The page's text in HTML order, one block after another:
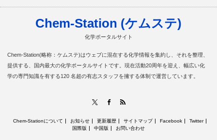
Chem-Station (ケムステ)
化学ポータルサイト
Chem-Station(略称：ケムステ)はウェブに混在する化学情報を集約し、それを整理、
提供する、国内最大の化学ポータルサイトです。現在活動20周年を迎え、幅広い化
学の専門知識を有する120 名超の有志スタッフを擁する体制で運営しています。
Facebook
Chem-Stationについて お知らせ 更新履歴 サイトマップ Facebook
Twitter
国際版
中国版 お問い合わせ